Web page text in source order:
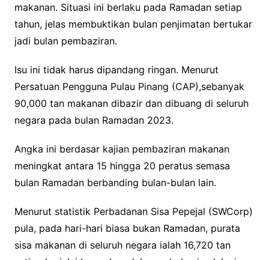
makanan. Situasi ini berlaku pada Ramadan setiap
tahun, jelas membuktikan bulan penjimatan bertukar
jadi bulan pembaziran.
Isu ini tidak harus dipandang ringan. Menurut
Persatuan Pengguna Pulau Pinang (CAP),sebanyak
90,000 tan makanan dibazir dan dibuang di seluruh
negara pada bulan Ramadan 2023.
Angka ini berdasar kajian pembaziran makanan
meningkat antara 15 hingga 20 peratus semasa
bulan Ramadan berbanding bulan-bulan lain.
Menurut statistik Perbadanan Sisa Pepejal (SWCorp)
pula, pada hari-hari biasa bukan Ramadan, purata
sisa makanan di seluruh negara ialah 16,720 tan